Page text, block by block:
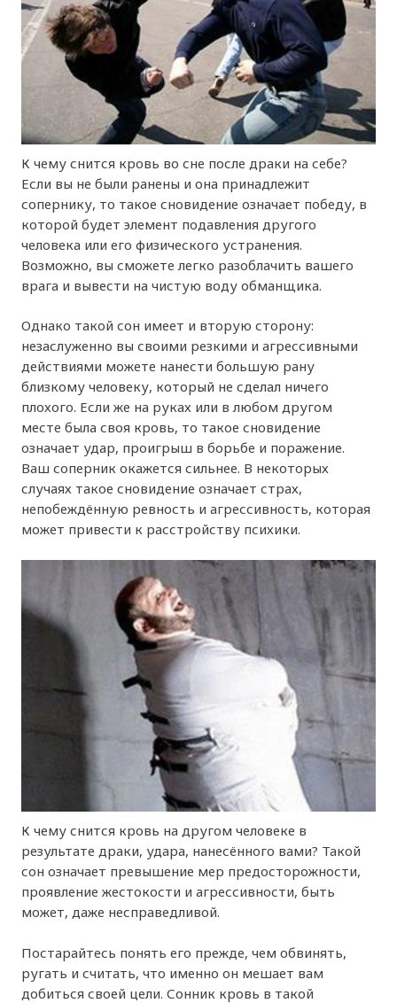
К чему снится кровь во сне после драки на себе?
Если вы не были ранены и она принадлежит
сопернику, то такое сновидение означает победу, в
которой будет элемент подавления другого
человека или его физического устранения.
Возможно, вы сможете легко разоблачить вашего
врага и вывести на чистую воду обманщика.
Однако такой сон имеет и вторую сторону:
незаслуженно вы своими резкими и агрессивными
действиями можете нанести большую рану
близкому человеку, который не сделал ничего
плохого. Если же на руках или в любом другом
месте была своя кровь, то такое сновидение
означает удар, проигрыш в борьбе и поражение.
Ваш соперник окажется сильнее. В некоторых
случаях такое сновидение означает страх,
непобеждённую ревность и агрессивность, которая
может привести к расстройству психики.
К чему снится кровь на другом человеке в
результате драки, удара, нанесённого вами? Такой
сон означает превышение мер предосторожности,
проявление жестокости и агрессивности, быть
может, даже несправедливой.
Постарайтесь понять его прежде, чем обвинять,
ругать и считать, что именно он мешает вам
добиться своей цели. Сонник кровь в такой